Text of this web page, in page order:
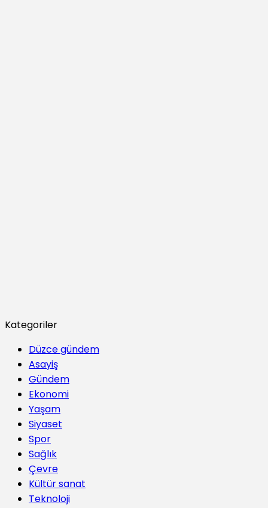
Kategoriler
Düzce gündem
Asayiş
Gündem
Ekonomi
Yaşam
Siyaset
Spor
Sağlık
Çevre
Kültür sanat
Teknoloji